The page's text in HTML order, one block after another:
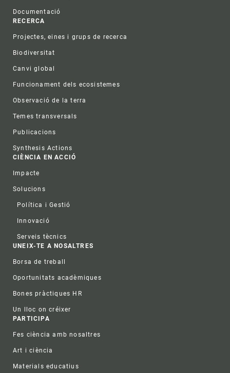
Documentació
RECERCA
Projectes, eines i grups de recerca
Biodiversitat
Canvi global
Funcionament dels ecosistemes
Observació de la terra
Temes transversals
Publicacions
Synthesis Actions
CIÈNCIA EN ACCIÓ
Impacte
Solucions
Política i Gestió
Innovació
Serveis tècnics
UNEIX-TE A NOSALTRES
Borsa de treball
Oportunitats acadèmiques
Bones pràctiques HR
Un lloc on créixer
PARTICIPA
Fes ciència amb nosaltres
Art i ciència
Materials educatius